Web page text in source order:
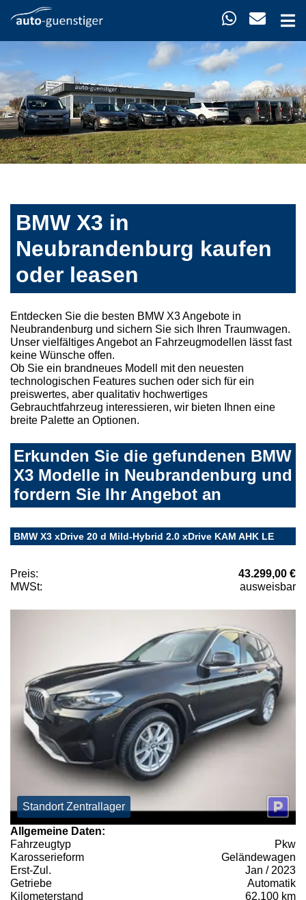
BMW X3 in
Neubrandenburg kaufen
oder leasen
Entdecken Sie die besten BMW X3 Angebote in
Neubrandenburg und sichern Sie sich Ihren Traumwagen.
Unser vielfältiges Angebot an Fahrzeugmodellen lässt fast
keine Wünsche offen.
Ob Sie ein brandneues Modell mit den neuesten
technologischen Features suchen oder sich für ein
preiswertes, aber qualitativ hochwertiges
Gebrauchtfahrzeug interessieren, wir bieten Ihnen eine
breite Palette an Optionen.
Erkunden Sie die gefundenen BMW
X3 Modelle in Neubrandenburg und
fordern Sie Ihr Angebot an
BMW X3 xDrive 20 d Mild-Hybrid 2.0 xDrive KAM AHK LE
Preis:
43.299,00 €
MWSt:
ausweisbar
Standort Zentrallager
Allgemeine Daten:
Fahrzeugtyp
Pkw
Karosserieform
Geländewagen
Erst-Zul.
Jan / 2023
Getriebe
Automatik
Kilometerstand
62.100 km